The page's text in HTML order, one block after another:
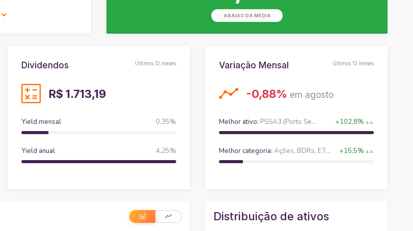
ABAIXO DA MÉDIA
Últimos 12 meses
Dividendos
R$ 1.713,19
Yield mensal 0,35%
Yield anual 4,25%
Últimos 12 meses
Variação Mensal
-0,88% em agosto
Melhor ativo: PSSA3 (Porto Seguro SA) +102,8% a.a.
Melhor categoria: Ações, BDRs, ETFs, FIIs ou Units +15,5% a.a.
Distribuição de ativos